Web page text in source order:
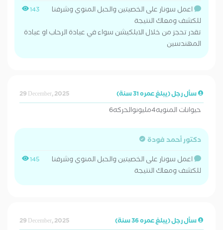
143
اعمل سونار على الخصيتين والحبل المنوي وشرفنا
للكشف ومعاك النتيجة
تقدر تحجز من خلال الابلكيشن سواء في عيادة الرحاب او عيادة
المهندسين
سأل رجل (يبلغ عمره 31 سنة) 29 December, 2025
حيوانات المنويه4مليونوالحركه6
دكتور أحمد فودة
145
اعمل سونار على الخصيتين والحبل المنوي وشرفنا
للكشف ومعاك النتيجة
سأل رجل (يبلغ عمره 36 سنة) 29 December, 2025